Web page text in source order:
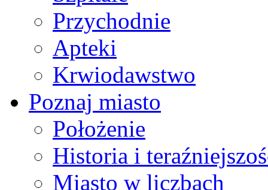
Przychodnie
Apteki
Krwiodawstwo
Poznaj miasto
Położenie
Historia i
Miasto w liczbach